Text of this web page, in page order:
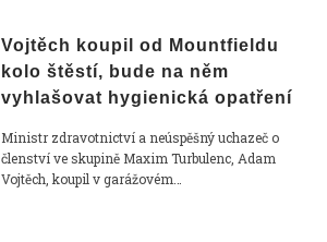
Vojtěch koupil od Mountfieldu
kolo štěstí, bude na něm
vyhlašovat hygienická opatření
Ministr zdravotnictví a neúspěšný uchazeč o
členství ve skupině Maxim Turbulenc, Adam
Vojtěch, koupil v garážovém…